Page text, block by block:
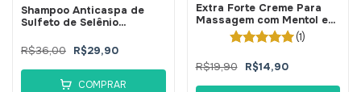
Shampoo Anticaspa de
Sulfeto de Selênio
BellaPhytus
R$36,00 R$29,90
COMPRAR
Extra Forte Creme Para
Massagem com Mentol e
Arnica Dr House 120ML-
BellaPhytus
(1)
R$19,90 R$14,90